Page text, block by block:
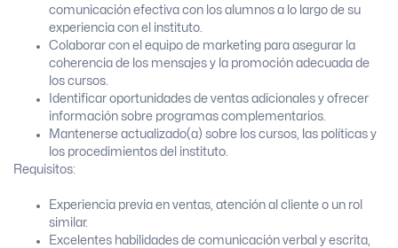
comunicación efectiva con los alumnos a lo largo de su
experiencia con el instituto.
Colaborar con el equipo de marketing para asegurar la
coherencia de los mensajes y la promoción adecuada de
los cursos.
Identificar oportunidades de ventas adicionales y ofrecer
información sobre programas complementarios.
Mantenerse actualizado(a) sobre los cursos, las políticas y
los procedimientos del instituto.
Requisitos:
Experiencia previa en ventas, atención al cliente o un rol
similar.
Excelentes habilidades de comunicación verbal y escrita,